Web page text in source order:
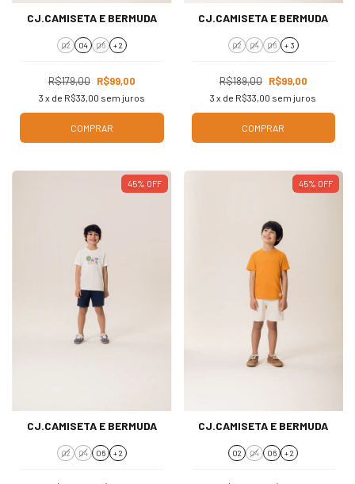
CJ.CAMISETA E BERMUDA
02 04 06 + 2
R$179,00 R$99,00
3 x de R$33,00 sem juros
COMPRAR
CJ.CAMISETA E BERMUDA
02 04 06 + 3
R$189,00 R$99,00
3 x de R$33,00 sem juros
COMPRAR
45% OFF
CJ.CAMISETA E BERMUDA
02 04 06 + 2
45% OFF
CJ.CAMISETA E BERMUDA
02 04 06 + 2